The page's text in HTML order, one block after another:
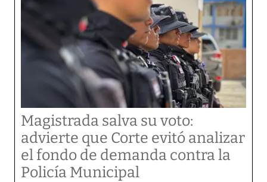
Magistrada salva su voto:
advierte que Corte evitó analizar
el fondo de demanda contra la
Policía Municipal